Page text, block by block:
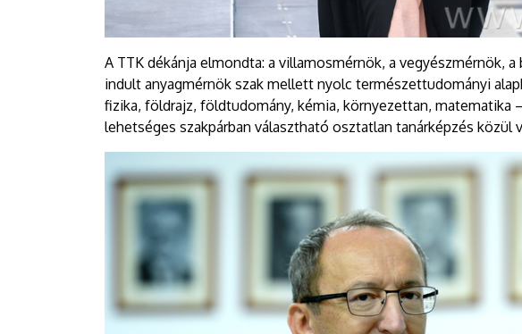
A TTK dékánja elmondta: a villamosmérnök, a vegyészmérnök,
indult anyagmérnök szak mellett nyolc természettudományi
fizika, földrajz, földtudomány, kémia, környezettan, matematika
lehetséges szakpárban választható osztatlan tanárképzés közül